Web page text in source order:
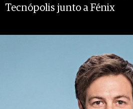
Tecnópolis junto a Fénix